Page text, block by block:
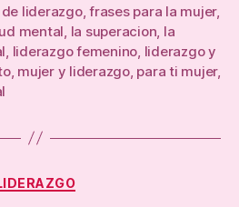
liderazgo,frases para la mujer,
mental la superacion la
liderazgo femenino liderazgo y
, mujer y liderazgo, para ti mujer,
Categories